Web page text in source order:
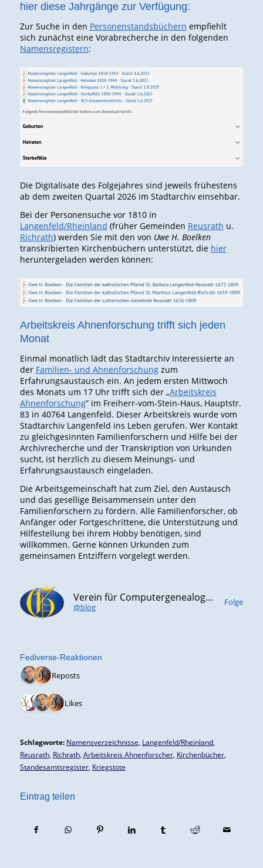
hier diese Jahrgänge zur Verfügung:
Zur Suche in den Personenstandsbüchern empfiehlt
sich zunächst eine Vorabrecherche in den folgenden
Namensregistern:
Die Digitalisate des Folgejahres sind jeweils frühestens
ab dem zweiten Quartal 2026 im Stadtarchiv einsehbar.
Bei der Personensuche vor 1810 in
Langenfeld/Rheinland (früher Gemeinden Reusrath u.
Richrath) werden Sie mit den von Uwe H. Boelken
transkribierten Kirchenbüchern unterstützt, die hier
heruntergeladen werden können:
Arbeitskreis Ahnenforschung trifft sich jeden
Monat
Einmal monatlich lädt das Stadtarchiv Interessierte an
der Familien- und Ahnenforschungzum
Erfahrungsaustausch ein. An jedem ersten Mittwoch
des Monats um 17 Uhr trifft sich der „Arbeitskreis
Ahnenforschung” im Freiherr-vom-Stein-Haus, Hauptstr.
83 in 40764 Langenfeld. Dieser Arbeitskreis wurde vom
Stadtarchiv Langenfeld ins Leben gerufen. Wer Kontakt
zu gleichgesinnten Familienforschern und Hilfe bei der
Archivrecherche und der Transkription von Urkunden
sucht, ist herzlich zu diesem Meinungs- und
Erfahrungsaustausch eingeladen.
Die Arbeitsgemeinschaft hat zum Ziel, den Austausch
und das gesellige Beisammensein unter den
Familienforschern zu fördern. Alle Familienforscher, ob
Anfänger oder Fortgeschrittene, die Unterstützung und
Hilfestellung bei ihrem Hobby benötigen, sind
willkommen. Gerne können Urkunden zum
gemeinsamen Entziffern vorgelegt werden.
Verein für Computergenealogie e.V. (CompGen)
@blog
Folge
Fediverse-Reaktionen
2 Reposts
3 Likes
Schlagworte: Namensverzeichnisse Langenfeld/Rheinland,
Reusrath, Richrath, Arbeitskreis Ahnenforscher, Kirchenbücher,
Standesamtsregister, Kriegstote
Eintrag teilen